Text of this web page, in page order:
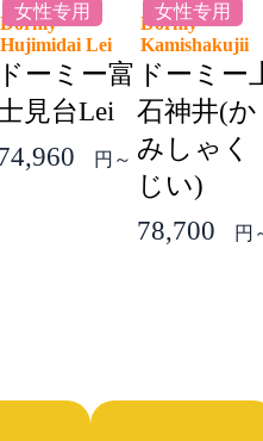
女性专用
Dormy
Hujimidai Lei
ドーミー富
見台Lei
円～
女性专用
Dormy
ドーミー
石神井(か
みしゃく
じい)
78,700
円